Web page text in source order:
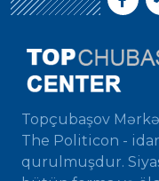
Topçubaşov
The Politicon -
qurulmuşdur.